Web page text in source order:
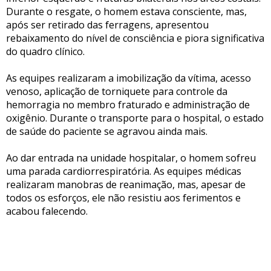
Durante o resgate, o homem estava consciente, mas,
após ser retirado das ferragens, apresentou
rebaixamento do nível de consciência e piora significativa
do quadro clínico.
As equipes realizaram a imobilização da vítima, acesso
venoso, aplicação de torniquete para controle da
hemorragia no membro fraturado e administração de
oxigênio. Durante o transporte para o hospital, o estado
de saúde do paciente se agravou ainda mais.
Ao dar entrada na unidade hospitalar, o homem sofreu
uma parada cardiorrespiratória. As equipes médicas
realizaram manobras de reanimação, mas, apesar de
todos os esforços, ele não resistiu aos ferimentos e
acabou falecendo.